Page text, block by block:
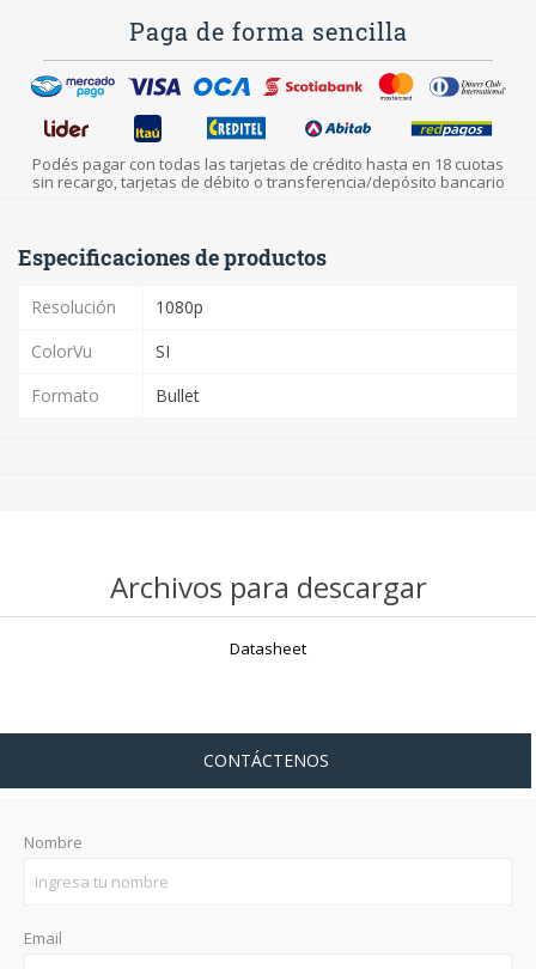
Paga de forma sencilla
Podés pagar con todas las tarjetas de crédito hasta en 18 cuotas
sin recargo, tarjetas de débito o transferencia/depósito bancario
Especificaciones de productos
Resolución
1080p
ColorVu
SI
Formato
Bullet
Archivos para descargar
Datasheet
CONTÁCTENOS
Nombre
Email